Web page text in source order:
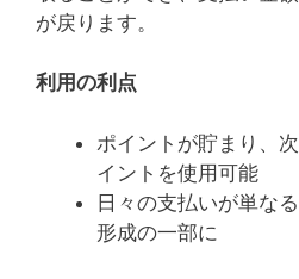
が戻ります。
利用の利点
ポイントが貯まり、
イントを使用可能
日々の支払いが単な
形成の一部に